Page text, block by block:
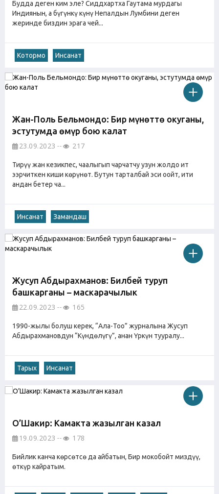
Будда деген ким эле? Сиддхартха Гаутама мурдагы
Индиянын, а бүгүнкү күнү Непалдын Лумбини деген
жеринде биздин эрага чей...
Котормо Инсанат
Жан-Поль Бельмондо: Бир мүнөттө окуганың,
эстутумда өмүр бою калат
23.09.2023 217
Тирүү жан кезикпес, чаалыгып чарчатчу узун жолдо ит
ээрчиткен киши көрүнөт. Бутун тарталбай эси оойт, ити
андан бетер ча...
Инсанат Замандаш
Жусуп Абдырахманов: Билбей туруп
башкарганың – маскарачылык
22.09.2023 165
1990-жылы болуш керек, “Ала-Тоо” журналына Жусуп
Абдырахмановдун “Күндөлүгү”, анан Үркүн тууралу...
Тарых Инсанат
О’Шакир: Камакта жазылган казал
19.09.2023 178
Бийлик канча көрсөтсө да айбатын, Бир мокобойт миздүү,
өткүр кайратым.